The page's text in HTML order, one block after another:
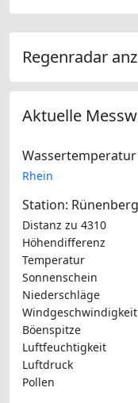
Regenradar
Aktuelle
Wassertemperatur
Rhein
Station:
Distanz zu 4310
Höhendifferenz
Temperatur
Sonnenschein
Niederschläge
Windgeschwindigkeit
Böenspitze
Luftfeuchtigkeit
Luftdruck
Pollen